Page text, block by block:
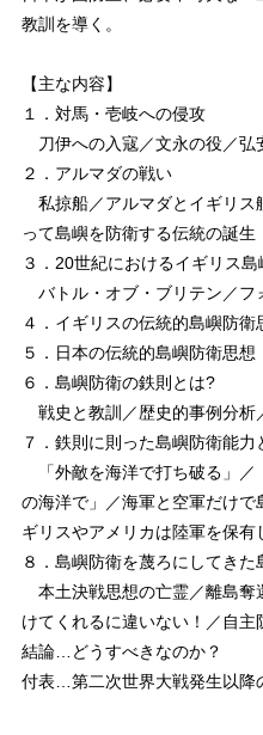
教訓を導く。
【主な内容】
１．対馬・壱岐への侵攻
刀伊への入寇／文永の役／弘
２．アルマダの戦い
私掠船／アルマダとイギリス
って島嶼を防衛する伝統の誕生
３．20世紀におけるイギリス
バトル・オブ・ブリテン／フ
４．イギリスの伝統的島嶼防衛
５．日本の伝統的島嶼防衛思想
６．島嶼防衛の鉄則とは?
戦史と教訓／歴史的事例分析
７．鉄則に則った島嶼防衛能力
「外敵を海洋で打ち破る」／
の海洋で」／海軍と空軍だけ
ギリスやアメリカは陸軍を保有
８．島嶼防衛を蔑ろにしてきた
本土決戦思想の亡霊／離島奪
けてくれるに違いない！／自主
結論…どうすべきなのか？
付表…第二次世界大戦発生以降